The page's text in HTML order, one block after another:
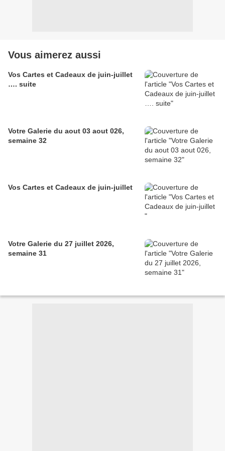
Vous aimerez aussi
Vos Cartes et Cadeaux de juin-juillet
…. suite
Votre Galerie du aout 03 aout 026,
semaine 32
Vos Cartes et Cadeaux de juin-juillet
Votre Galerie du 27 juillet 2026,
semaine 31